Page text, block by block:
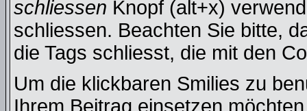
schliessen Knopf (alt+x)
schliessen. Beachten Sie bitte,
die Tags schliesst, die mit den
Um die klickbaren Smilies zu
Ihrem Beitrag einsetzen